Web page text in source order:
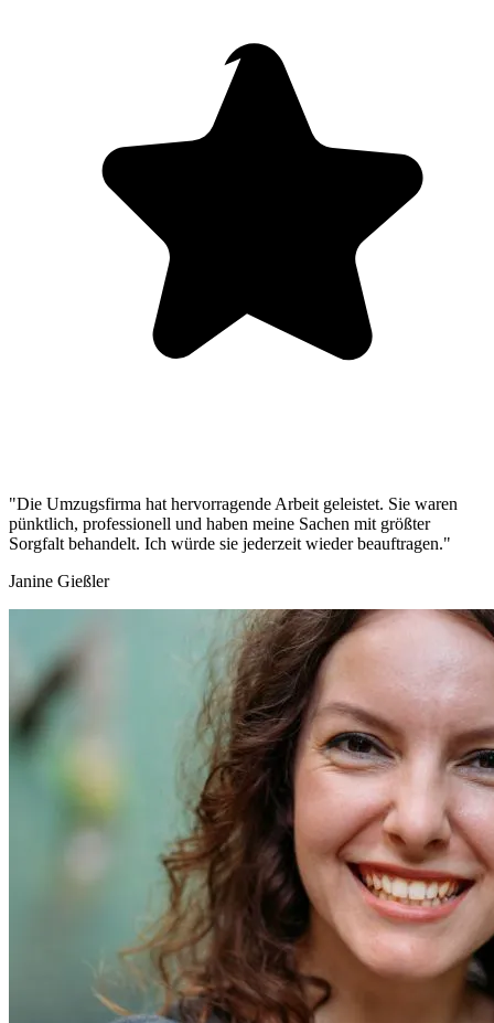
"Die Umzugsfirma hat hervorragende Arbeit geleistet. Sie waren
pünktlich, professionell und haben meine Sachen mit größter
Sorgfalt behandelt. Ich würde sie jederzeit wieder beauftragen."
Janine Gießler